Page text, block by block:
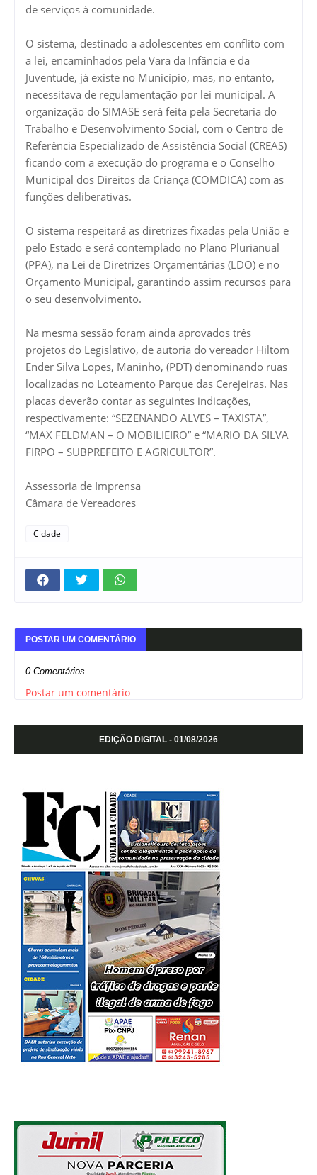
de serviços à comunidade.
O sistema, destinado a adolescentes em conflito com
a lei, encaminhados pela Vara da Infância e da
Juventude, já existe no Município, mas, no entanto,
necessitava de regulamentação por lei municipal. A
organização do SIMASE será feita pela Secretaria do
Trabalho e Desenvolvimento Social, com o Centro de
Referência Especializado de Assistência Social (CREAS)
ficando com a execução do programa e o Conselho
Municipal dos Direitos da Criança (COMDICA) com as
funções deliberativas.
O sistema respeitará as diretrizes fixadas pela União e
pelo Estado e será contemplado no Plano Plurianual
(PPA), na Lei de Diretrizes Orçamentárias (LDO) e no
Orçamento Municipal, garantindo assim recursos para
o seu desenvolvimento.
Na mesma sessão foram ainda aprovados três
projetos do Legislativo, de autoria do vereador Hiltom
Ender Silva Lopes, Maninho, (PDT) denominando ruas
localizadas no Loteamento Parque das Cerejeiras. Nas
placas deverão contar as seguintes indicações,
respectivamente: “SEZENANDO ALVES – TAXISTA”,
“MAX FELDMAN – O MOBILIEIRO” e “MARIO DA SILVA
FIRPO – SUBPREFEITO E AGRICULTOR”.
Assessoria de Imprensa
Câmara de Vereadores
Cidade
POSTAR UM COMENTÁRIO
0 Comentários
Postar um comentário
EDIÇÃO DIGITAL - 01/08/2026